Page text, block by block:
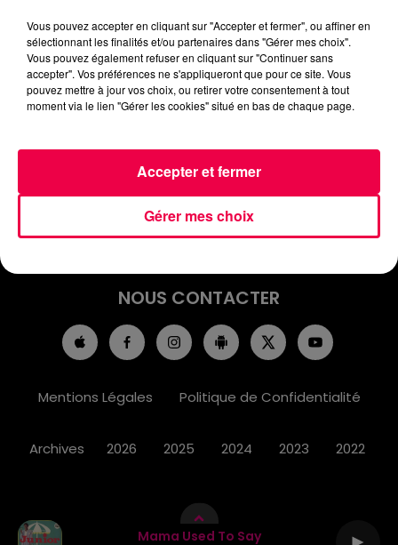
Mama Used To Say
INFOS
EMISSIONS
JEUX
PODCASTS
NOUS CONTACTER
Mentions Légales Politique de Confidentialité
Archives 2026 2025 2024 2023 2022
Vous pouvez accepter en cliquant sur "Accepter et fermer", ou affiner en
sélectionnant les finalités et/ou partenaires dans "Gérer mes choix".
Vous pouvez également refuser en cliquant sur "Continuer sans
accepter". Vos préférences ne s'appliqueront que pour ce site. Vous
pouvez mettre à jour vos choix, ou retirer votre consentement à tout
moment via le lien "Gérer les cookies" situé en bas de chaque page.
Gérer mes choix
Accepter et fermer